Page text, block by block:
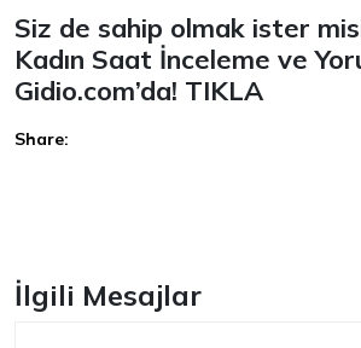
Siz de sahip olmak ister
Kadın Saat İnceleme ve
Gidio.com’da! TIKLA
Share:
İlgili Mesajlar